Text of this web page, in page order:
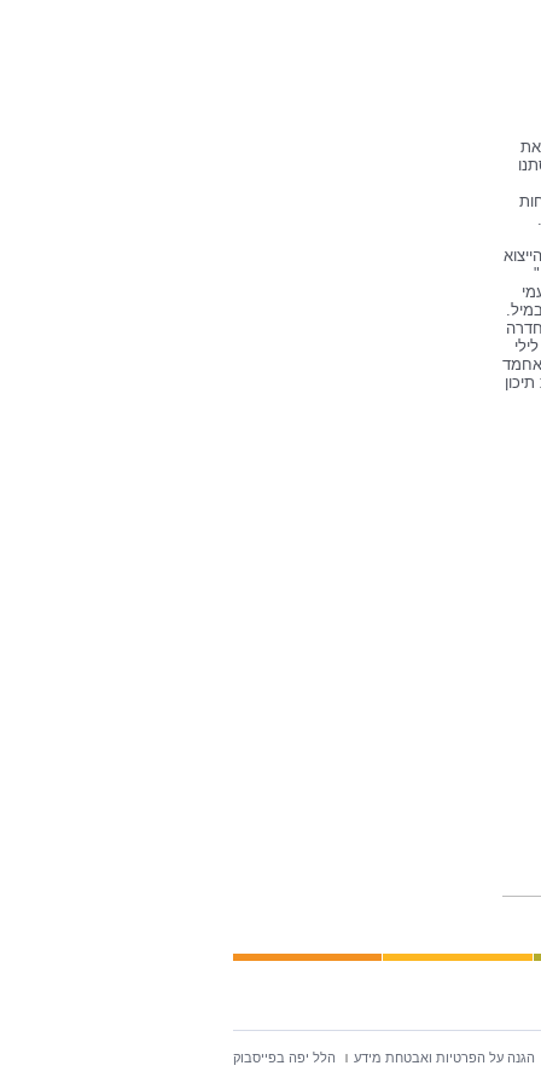
את
אחמד
הגנה על הפרטיות ואבטחת מידע הלל יפה בפייסבוק